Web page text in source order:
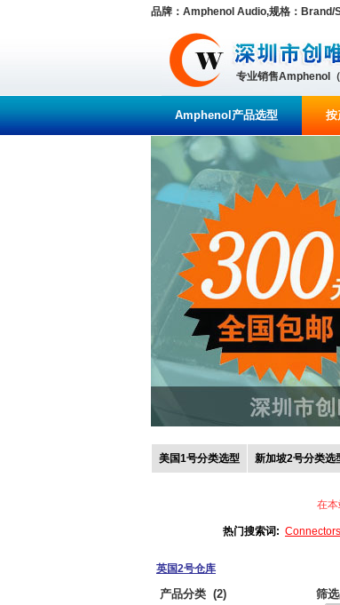
品牌：Amphenol Audio,规格：Brand/
专业销售Amphenol
Amphenol产品选型 按
美国1号分类选型 新加坡2号分类选
在本
热门搜索词: Connectors
英国2号仓库
产品分类 (2) 筛